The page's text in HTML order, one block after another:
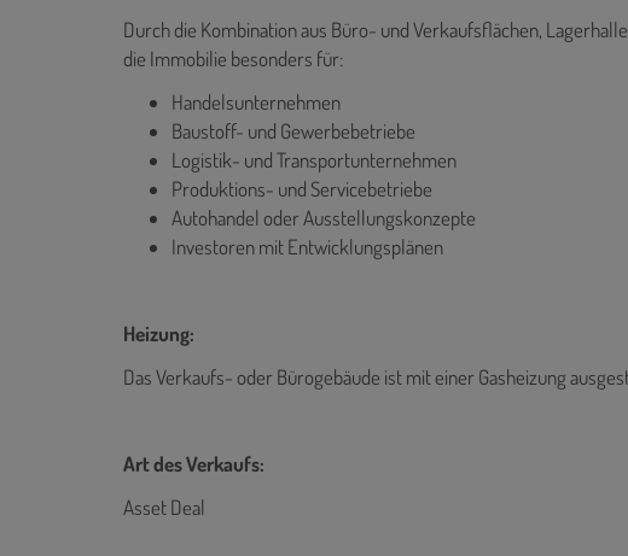
Durchdie Kombination aus Büro- und Verkaufsflächen,
die Immobilie besonders für:
Handelsunternehmen
Baustoff- und Gewerbebetriebe
Logistik- und Transportunternehmen
Produktions- und Servicebetriebe
Autohandel oder Ausstellungskonzepte
Investoren mit Entwicklungsplänen
Heizung:
Das Verkaufs- oder Bürogebäude ist mit einer Gasheizung
Art des Verkaufs:
Asset Deal